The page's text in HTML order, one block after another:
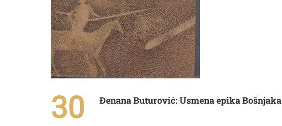
30 Đenana Buturović: Usmena epika Bošnjaka